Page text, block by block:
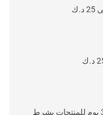
خدمة إرجاع سهلة وسريعة خلال 30 يوم للمنتجات بشرط